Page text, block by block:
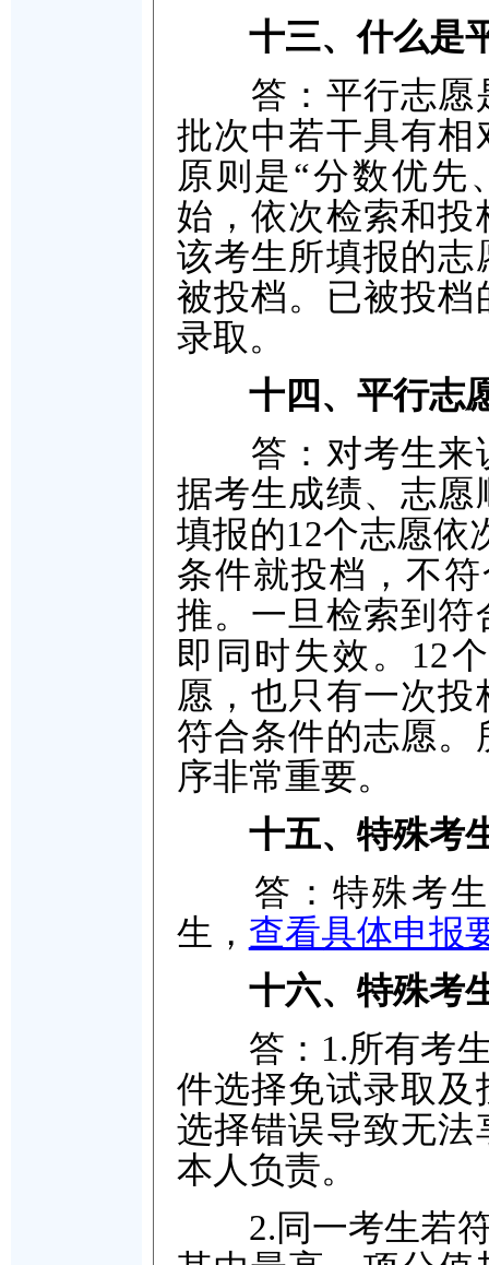
十三、什么是
答：平行志愿
批次中若干具有
原则是“分数优先
始，依次检索和
该考生所填报的
被投档。已被投
录取。
十四、平行志
答：对考生来
据考生成绩、志
填报的12个志愿依
条件就投档，不
推。一旦检索到
即同时失效。12
愿，也只有一次
符合条件的志愿
序非常重要。
十五、特殊考
答：特殊考生
生， 查看具体申报
十六、特殊考
答：1.所有考生
件选择免试录取
选择错误导致无
本人负责。
2.同一考生若符